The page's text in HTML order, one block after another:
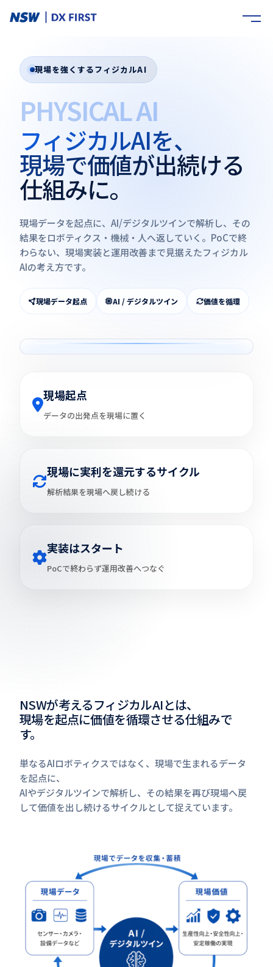
現場を強くするフィジカルAI
PHYSICAL AI
フィジカルAIを、
現場で価値が出続ける
仕組みに。
現場データを起点に、AI/デジタルツインで解析し、その
結果をロボティクス・機械・人へ返していく。PoCで終
わらない、現場実装と運用改善まで見据えたフィジカル
AIの考え方です。
現場データ起点 AI / デジタルツイン 価値を循環
現場起点
データの出発点を現場に置く
現場に実利を還元するサイクル
解析結果を現場へ戻し続ける
実装はスタート
PoCで終わらず運用改善へつなぐ
NSWが考えるフィジカルAIとは、
現場を起点に価値を循環させる仕組みで
す。
単なるAIロボティクスではなく、現場で生まれるデータ
を起点に、
AIやデジタルツインで解析し、その結果を再び現場へ戻
して価値を出し続けるサイクルとして捉えています。